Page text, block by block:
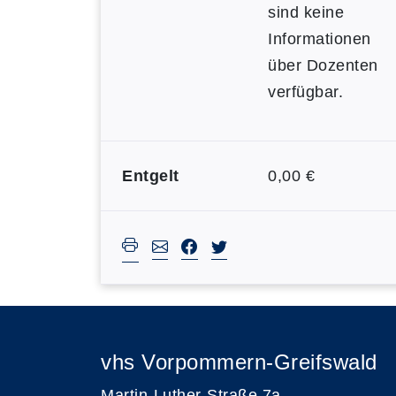
sind keine
Informationen
über Dozenten
verfügbar.
Entgelt 0,00 €
vhs Vorpommern-Greifswald